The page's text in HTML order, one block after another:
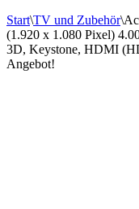
Start\TV und Zubehör\
(1.920 x 1.080 Pixel)
3D, Keystone, HDMI
Angebot!